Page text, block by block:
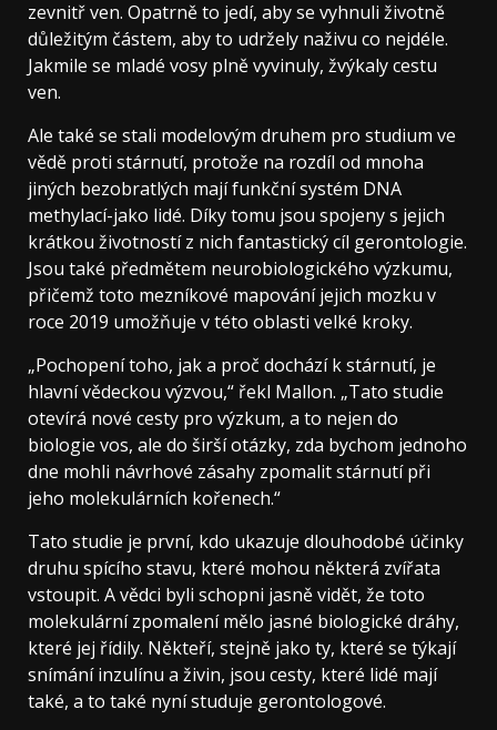
zevnitř ven. Opatrně to jedí, aby se vyhnuli životně
důležitým částem, aby to udržely naživu co nejdéle.
Jakmile se mladé vosy plně vyvinuly, žvýkaly cestu
ven.
Ale také se stali modelovým druhem pro studium ve
vědě proti stárnutí, protože na rozdíl od mnoha
jiných bezobratlých mají funkční systém DNA
methylací-jako lidé. Díky tomu jsou spojeny s jejich
krátkou životností z nich fantastický cíl gerontologie.
Jsou také předmětem neurobiologického výzkumu,
přičemž toto mezníkové mapování jejich mozku v
roce 2019 umožňuje v této oblasti velké kroky.
„Pochopení toho, jak a proč dochází k stárnutí, je
hlavní vědeckou výzvou,“ řekl Mallon. „Tato studie
otevírá nové cesty pro výzkum, a to nejen do
biologie vos, ale do širší otázky, zda bychom jednoho
dne mohli návrhové zásahy zpomalit stárnutí při
jeho molekulárních kořenech.“
Tato studie je první, kdo ukazuje dlouhodobé účinky
druhu spícího stavu, které mohou některá zvířata
vstoupit. A vědci byli schopni jasně vidět, že toto
molekulární zpomalení mělo jasné biologické dráhy,
které jej řídily. Někteří, stejně jako ty, které se týkají
snímání inzulínu a živin, jsou cesty, které lidé mají
také, a to také nyní studuje gerontologové.